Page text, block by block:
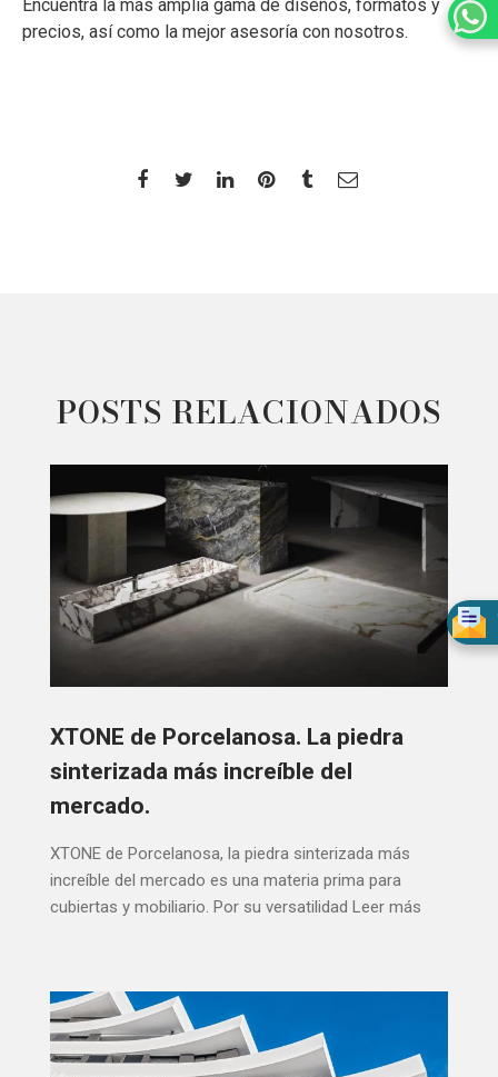
Encuentra la más amplia gama de diseños, formatos y
precios, así como la mejor asesoría con nosotros.
POSTS RELACIONADOS
XTONE de Porcelanosa. La piedra
sinterizada más increíble del
mercado.
XTONE de Porcelanosa, la piedra sinterizada más
increíble del mercado es una materia prima para
cubiertas y mobiliario. Por su versatilidad Leer más